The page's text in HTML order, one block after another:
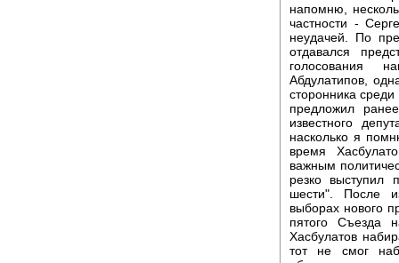
напомню,
частности -
неудачей. По
отдавался
голосования
Абдулатипов,
сторонника
предложил
известного
насколько я
время
важным
резко выступил
шести". После
выборах нового
пятого Съезда
Хасбулатов
тот не смог